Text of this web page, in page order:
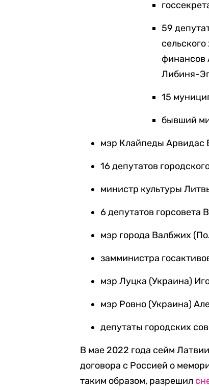
59
финансов
Либиня-
15
бывший
мэр Клайпеды Арвидас
16 депутатов
министр культуры
6 депутатов горсовета
мэр города Валбжих
замминистра
мэр Луцка (Украина)
мэр Ровно (Украина)
депутаты городских
В мае 2022 года сейм Латвии
договора с Россией о
таким образом, разрешил